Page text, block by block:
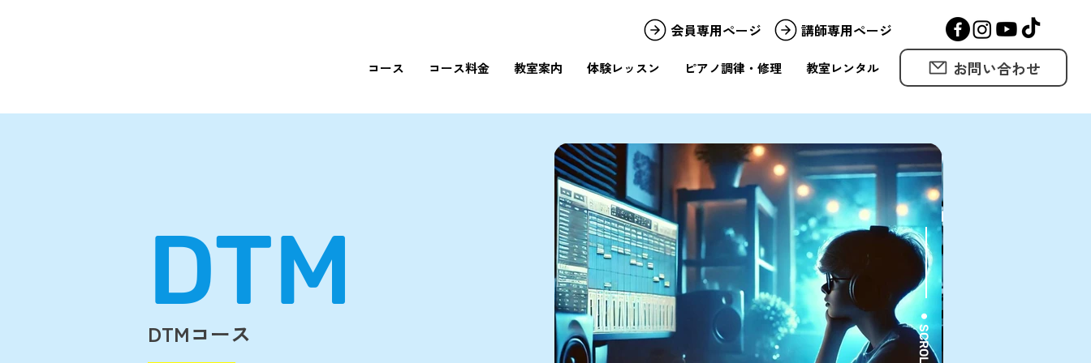
講師専用ページ
会員専用ページ
コース コース料金 教室案内 体験レッスン ピアノ調律・修理 教室レンタル お問い合わせ
DTM
DTMコース